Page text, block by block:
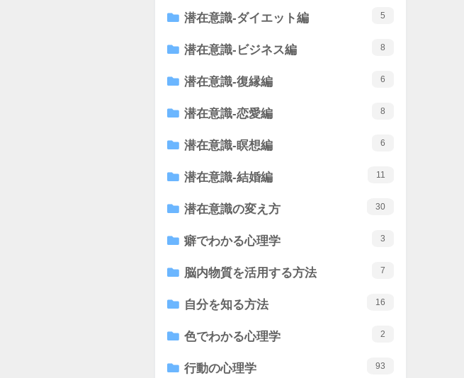
潜在意識-ダイエット編 5
潜在意識-ビジネス編 8
潜在意識-復縁編 6
潜在意識-恋愛編 8
潜在意識-瞑想編 6
潜在意識-結婚編 11
潜在意識の変え方 30
癖でわかる心理学 3
脳内物質を活用する方法 7
自分を知る方法 16
色でわかる心理学 2
行動の心理学 93